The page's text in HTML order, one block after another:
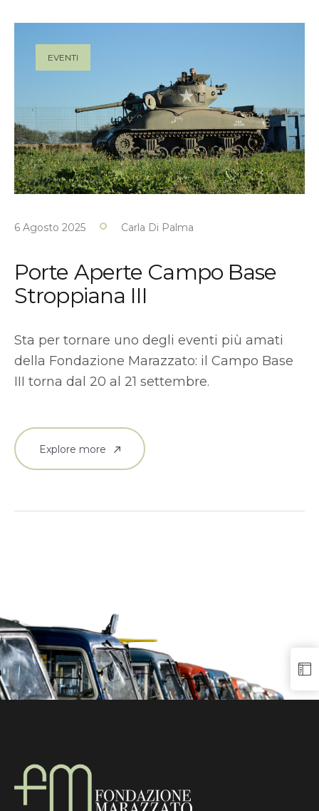
EVENTI
6 Agosto 2025 Carla Di Palma
Porte Aperte Campo Base
Stroppiana III
Sta per tornare uno degli eventi più amati
della Fondazione Marazzato: il Campo Base
III torna dal 20 al 21 settembre.
Explore more